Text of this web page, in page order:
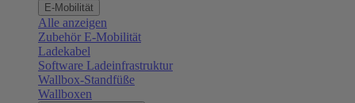
E-Mobilität
Alle anzeigen
Zubehör E-Mobilität
Ladekabel
Software Ladeinfrastruktur
Wallbox-Standfüße
Wallboxen